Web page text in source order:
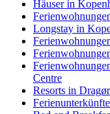
Häuser in
Longstay in
Centre
Resorts in